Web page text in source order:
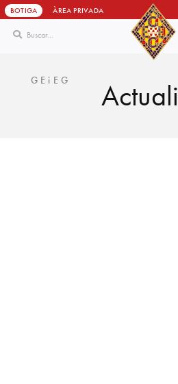
Vés
BOTIGA ÀREA PRIVADA
GEiEG Actuali